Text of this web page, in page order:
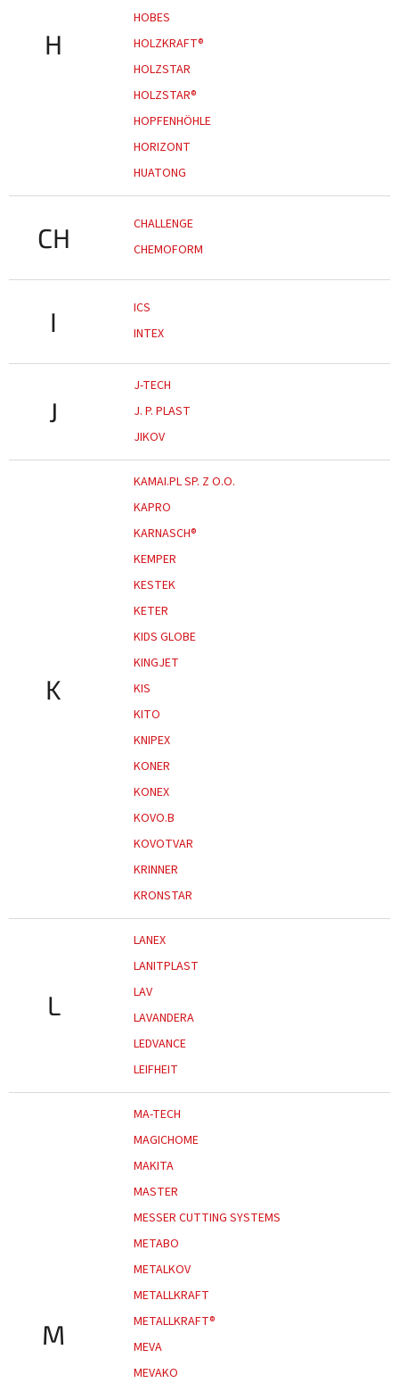
H
HOBES
HOLZKRAFT®
HOLZSTAR
HOLZSTAR®
HOPFENHÖHLE
HORIZONT
HUATONG
CH
CHALLENGE
CHEMOFORM
I
ICS
INTEX
J
J-TECH
J. P. PLAST
JIKOV
K
KAMAI.PL SP. Z O.O.
KAPRO
KARNASCH®
KEMPER
KESTEK
KETER
KIDS GLOBE
KINGJET
KIS
KITO
KNIPEX
KONER
KONEX
KOVO.B
KOVOTVAR
KRINNER
KRONSTAR
L
LANEX
LANITPLAST
LAV
LAVANDERA
LEDVANCE
LEIFHEIT
M
MA-TECH
MAGICHOME
MAKITA
MASTER
MESSER CUTTING SYSTEMS
METABO
METALKOV
METALLKRAFT
METALLKRAFT®
MEVA
MEVAKO